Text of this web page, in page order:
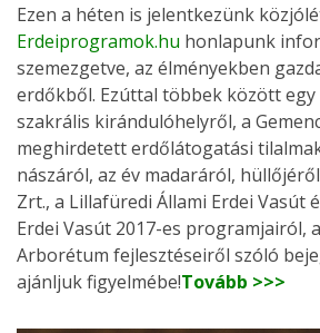
Ezen a héten is jelentkezünk
Erdeiprogramok.hu honlapunk
szemezgetve, az élményekben
erdőkből. Ezúttal többek között
szakrális kirándulóhelyről, a
meghirdetett erdőlátogatási
nászáról, az év madaráról,
Zrt., a Lillafüredi Állami Erdei Vasút
Erdei Vasút 2017-es programjairól,
Arborétum fejlesztéseiről szóló
ajánljuk figyelmébe!Tovább >>>